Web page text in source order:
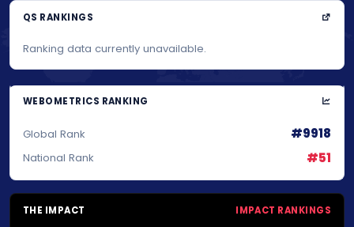
QS RANKINGS
Ranking data currently unavailable.
WEBOMETRICS RANKING
Global Rank #9918
National Rank #51
THE IMPACT IMPACT RANKINGS